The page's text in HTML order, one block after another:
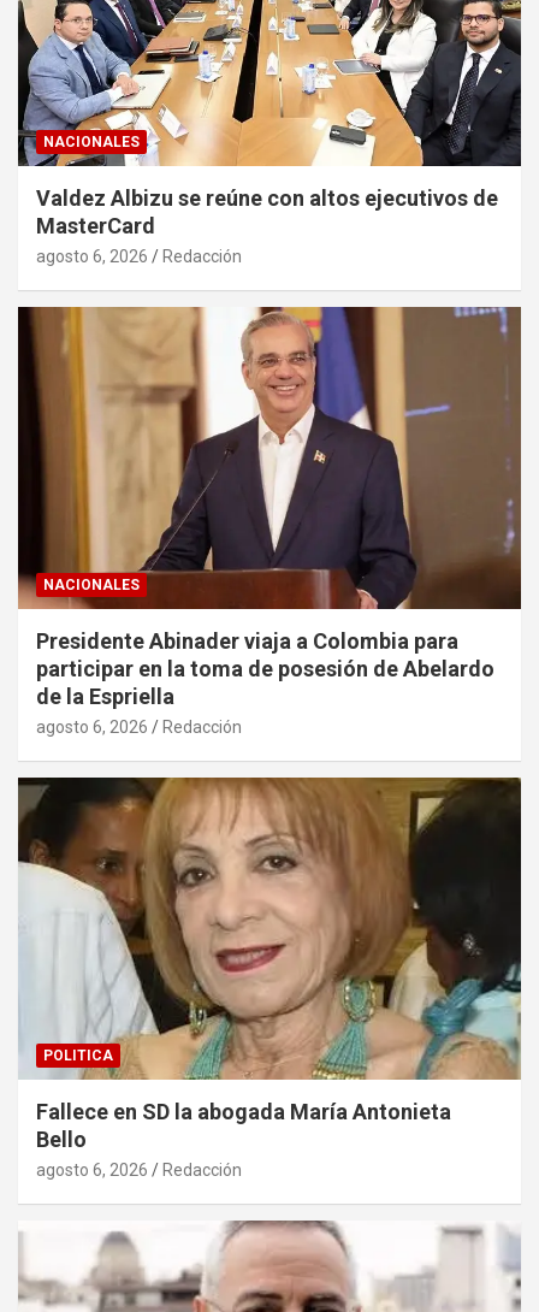
NACIONALES
Valdez Albizu se reúne con altos ejecutivos de
MasterCard
agosto 6, 2026 Redacción
NACIONALES
Presidente Abinader viaja a Colombia para
participar en la toma de posesión de Abelardo
de la Espriella
agosto 6, 2026 Redacción
POLITICA
Fallece en SD la abogada María Antonieta
Bello
agosto 6, 2026 Redacción